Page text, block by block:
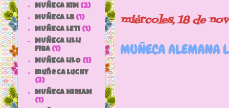
miércoles, 18 de
MUÑECA ALEMANA
MUÑECA KIM (2)
MUÑECA LB (1)
MUÑECA LETI (1)
MUÑECA LILLI
FIBA (1)
MUÑECA LILO (1)
muñeca luchy
(3)
MUÑECA MIRIAM
(1)